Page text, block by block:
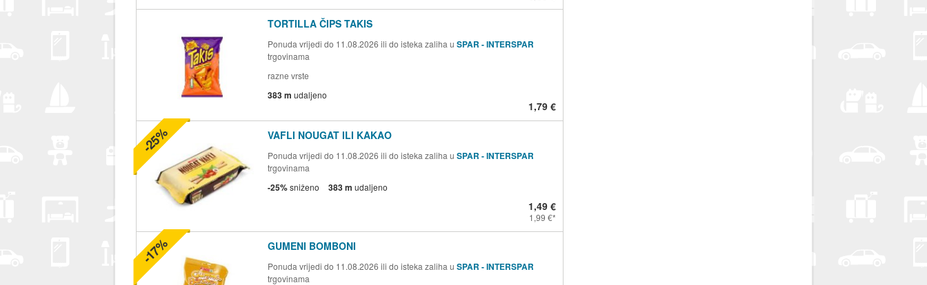
TORTILLA ČIPS TAKIS
Ponuda vrijedi do 11.08.2026 ili do isteka zaliha u SPAR - INTERSPAR
trgovinama
razne vrste
383 m udaljeno
1,79 €
VAFLI NOUGAT ILI KAKAO
Ponuda vrijedi do 11.08.2026 ili do isteka zaliha u SPAR - INTERSPAR
trgovinama
-25%sniženo 383 m udaljeno
1,49 €
1,99 €
-25%
GUMENI BOMBONI
Ponuda vrijedi do 11.08.2026 ili do isteka zaliha u SPAR - INTERSPAR
trgovinama
-17%